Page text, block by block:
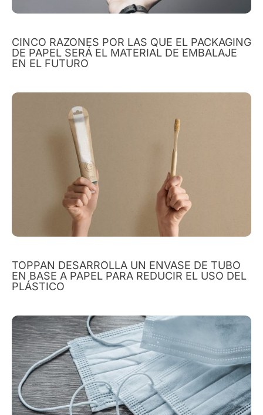
CINCO RAZONES POR LAS QUE EL PACKAGING
DE PAPEL SERÁ EL MATERIAL DE EMBALAJE
EN EL FUTURO
TOPPAN DESARROLLA UN ENVASE DE TUBO
EN BASE A PAPEL PARA REDUCIR EL USO DEL
PLÁSTICO